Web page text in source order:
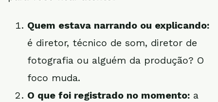
Quem estava narrando ou explicando:
é diretor, técnico de som, diretor de
fotografia ou alguém da produção? O
foco muda.
O que foi registrado no momento: a